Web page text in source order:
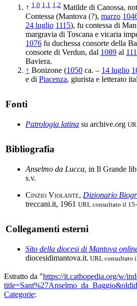
↑ 1,0 1,1 1,2 Matilde di Canossa,
Contessa (Mantova (?), marzo
24 luglio 1115), fu contessa di
margravia di Toscana e vicaria
1076 fu duchessa consorte della
consorte di Verdun, dal 1089 al
Baviera.
↑ Bonizone (1050 ca. – 14 luglio
e di Piacenza, giurista e letterato
Fonti
Patrologia latina su archive.org
Bibliografia
Anselmo da Lucca, in Il Grande
s.v.
Cinzio Violante, Dizionario
treccani.it, 1961 URL consultato il
Collegamenti esterni
Sito della diocesi di Mantova
diocesidimantova.it. URL consultato
Estratto da "https://it.cathopedia.org/w/
Categorie: